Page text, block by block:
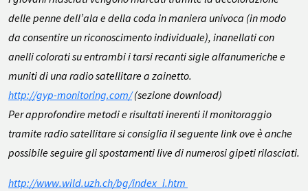
delle penne dell’ala e della coda in maniera univoca (in modo
da consentire un riconoscimento individuale), inanellati con
anelli colorati su entrambi i tarsi recanti sigle alfanumeriche e
muniti di una radio satellitare a zainetto.
http://gyp-monitoring.com/(sezione download)
Per approfondire metodi e risultati inerenti il monitoraggio
tramite radio satellitare si consiglia il seguente link ove è anche
possibile seguire gli spostamenti live di numerosi gipeti rilasciati.
http://www.wild.uzh.ch/bg/index_i.htm